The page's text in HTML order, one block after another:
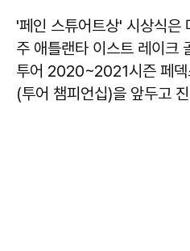
'페인 스튜어트상' 시상식은
주 애틀랜타 이스트 레이크
투어 2020~2021시즌 페덱
(투어 챔피언십)을 앞두고